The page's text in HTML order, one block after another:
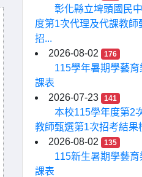
彰化縣立埤頭國民
度第1次代理及代課教師
招...
2026-08-02
176
115學年暑期學藝
課表
2026-07-23
141
本校115學年度第2
教師甄選第1次招考結果
2026-08-02
135
115新生暑期學藝
課表